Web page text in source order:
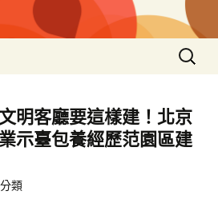
搜
尋
鍵
字:
明客廳要這樣建！北京
示臺包養經歷范園區建
類